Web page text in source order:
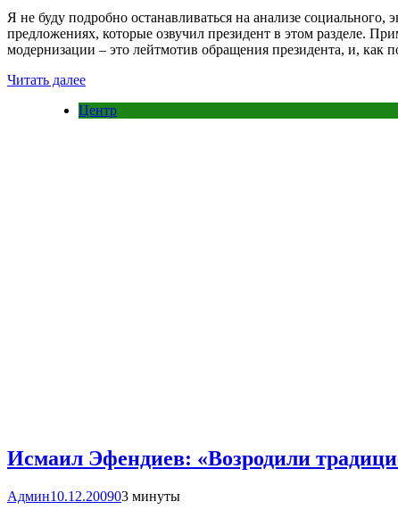
Я не буду подробно останавливаться на анализе социального,
предложениях, которые озвучил президент в этом разделе.
модернизации – это лейтмотив обращения президента, и, как
Читать далее
Центр
Исмаил Эфендиев: «Возродили
Админ10.12.200903 минуты